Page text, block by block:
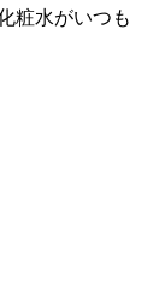
粧水がいつも